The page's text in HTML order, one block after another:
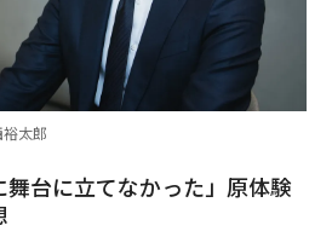
裕太郎
舞台に立てなかった」原体験